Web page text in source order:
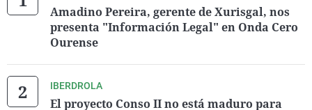
Amadino Pereira, gerente de Xurisgal, nos
presenta "Información Legal" en Onda Cero
Ourense
IBERDROLA
El proyecto Conso II no está maduro para